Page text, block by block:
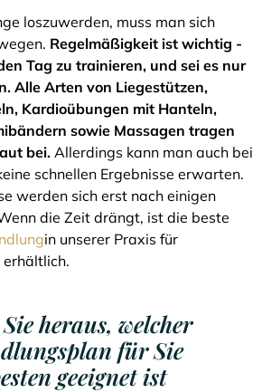
loszuwerden, muss man sich
Regelmäßigkeit ist wichtig -
Tag zu trainieren, und sei es nur
Alle Arten von Liegestützen,
Kardioübungen mit Hanteln,
sowie Massagen tragen
bei. Allerdings kann man auch bei
schnellen Ergebnisse erwarten.
werden sich erst nach einigen
die Zeit drängt, ist die beste
in unserer Praxis für
heraus, welcher
für Sie
geeignet ist